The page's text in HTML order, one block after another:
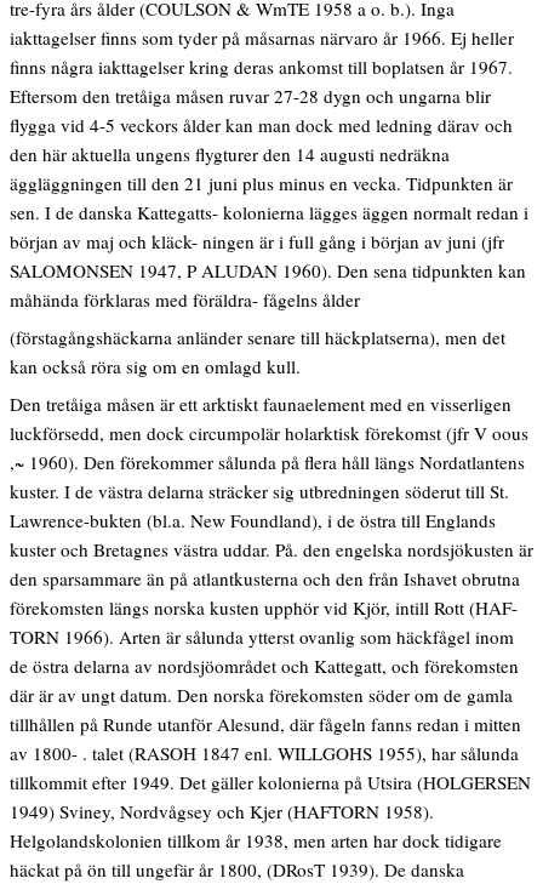
tre-fyra års ålder (COULSON & WmTE 1958 a o. b.). Inga
iakttagelser finns som tyder på måsarnas närvaro år 1966. Ej heller
finns några iakttagelser kring deras ankomst till boplatsen år 1967.
Eftersom den tretåiga måsen ruvar 27-28 dygn och ungarna blir
flygga vid 4-5 veckors ålder kan man dock med ledning därav och
den här aktuella ungens flygturer den 14 augusti nedräkna
äggläggningen till den 21 juni plus minus en vecka. Tidpunkten är
sen. I de danska Kattegatts- kolonierna lägges äggen normalt redan i
början av maj och kläck- ningen är i full gång i början av juni (jfr
SALOMONSEN 1947, P ALUDAN 1960). Den sena tidpunkten kan
måhända förklaras med föräldra- fågelns ålder
(förstagångshäckarna anländer senare till häckplatserna), men det
kan också röra sig om en omlagd kull.
Den tretåiga måsen är ett arktiskt faunaelement med en visserligen
luckförsedd, men dock circumpolär holarktisk förekomst (jfr V oous
,~ 1960). Den förekommer sålunda på flera håll längs Nordatlantens
kuster. I de västra delarna sträcker sig utbredningen söderut till St.
Lawrence-bukten (bl.a. New Foundland), i de östra till Englands
kuster och Bretagnes västra uddar. På. den engelska nordsjökusten är
den sparsammare än på atlantkusterna och den från Ishavet obrutna
förekomsten längs norska kusten upphör vid Kjör, intill Rott (HAF-
TORN 1966). Arten är sålunda ytterst ovanlig som häckfågel inom
de östra delarna av nordsjöområdet och Kattegatt, och förekomsten
där är av ungt datum. Den norska förekomsten söder om de gamla
tillhållen på Runde utanför Alesund, där fågeln fanns redan i mitten
av 1800- . talet (RASOH 1847 enl. WILLGOHS 1955), har sålunda
tillkommit efter 1949. Det gäller kolonierna på Utsira (HOLGERSEN
1949) Sviney, Nordvågsey och Kjer (HAFTORN 1958).
Helgolandskolonien tillkom år 1938, men arten har dock tidigare
häckat på ön till ungefär år 1800, (DRosT 1939). De danska